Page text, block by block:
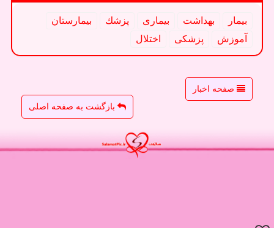
بیمار بهداشت بیماری پزشك
بیمارستان
آموزش
پزشكی اختلال
صفحه اخبار
بازگشت به صفحه اصلی